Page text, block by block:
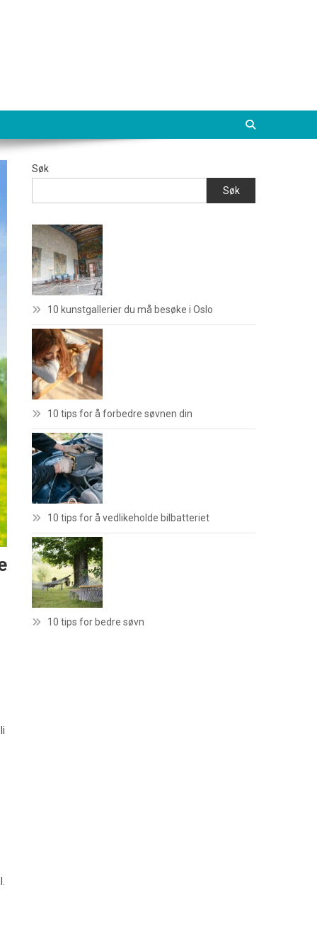
Søk
Søk
10 kunstgallerier du må besøke i Oslo
10 tips for å forbedre søvnen din
10 tips for å vedlikeholde bilbatteriet
10 tips for bedre søvn